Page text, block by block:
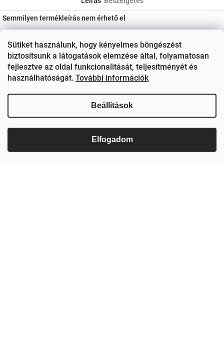
Sütiket használunk, hogy kényelmes böngészést
biztosítsunk a látogatások elemzése által, folyamatosan
fejlesztve az oldal funkcionalitását, teljesítményét és
használhatóságát. További információk
Beállítások
Elfogadom
Semmilyen termékleírás nem érhető el
Kapcsolat
ezerjo@ ezerjo.hu